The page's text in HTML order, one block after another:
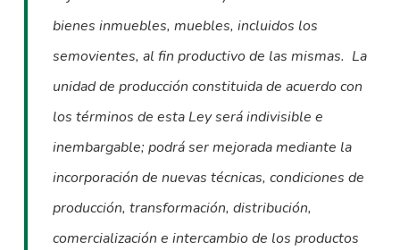
bienes inmuebles, muebles, incluidos los
semovientes, al fin productivo de las mismas. La
unidad de producción constituida de acuerdo con
los términos de esta Ley será indivisible e
inembargable; podrá ser mejorada mediante la
incorporación de nuevas técnicas, condiciones de
producción, transformación, distribución,
comercialización e intercambio de los productos